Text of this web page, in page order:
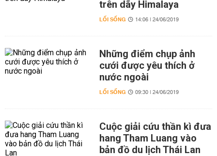
trên dãy Himalaya
LỐI SỐNG 14:06 | 24/06/2019
Những điểm chụp ảnh
cưới được yêu thích ở
nước ngoài
LỐI SỐNG 09:30 | 24/06/2019
Cuộc giải cứu thần kì đưa
hang Tham Luang vào
bản đồ du lịch Thái Lan